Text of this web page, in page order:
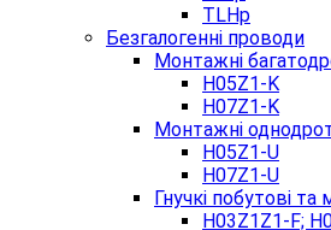
TLHp
Безгалогенні проводи
Монтажні
H05Z1-K
H07Z1-K
Монтажні
H05Z1-U
H07Z1-U
Гнучкі побутові та
H03Z1Z1-F;